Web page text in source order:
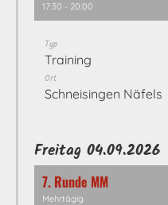
17:30 - 20:00
Typ
Training
Ort
Schneisingen Näfels
Freitag 04.09.2026
7. Runde MM
Mehrtägig